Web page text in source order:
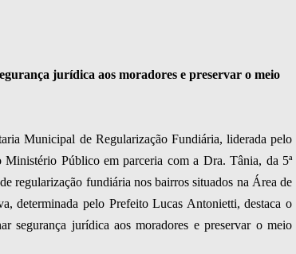
jurídica aos moradores e preservar o meio
Municipal de Regularização Fundiária, liderada pelo
Público em parceria com a Dra. Tânia, da 5ª
regularização fundiária nos bairros situados na Área de
determinada pelo Prefeito Lucas Antonietti, destaca o
segurança jurídica aos moradores e preservar o meio